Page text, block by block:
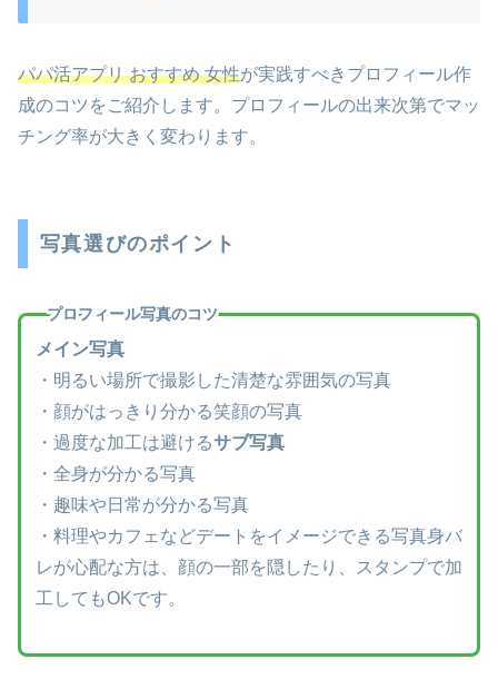
パパ活アプリ おすすめ 女性が実践すべきプロフィール作
成のコツをご紹介します。プロフィールの出来次第でマッ
チング率が大きく変わります。
写真選びのポイント
プロフィール写真のコツ
メイン写真
・明るい場所で撮影した清楚な雰囲気の写真
・顔がはっきり分かる笑顔の写真
・過度な加工は避けるサブ写真
・全身が分かる写真
・趣味や日常が分かる写真
・料理やカフェなどデートをイメージできる写真身バ
レが心配な方は、顔の一部を隠したり、スタンプで加
工してもOKです。